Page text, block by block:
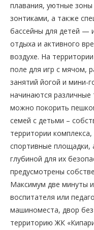
плавания, уютные зоны
зонтиками, а также
бассейны для детей —
отдыха и активного
воздухе. На
поле для игр с мячом,
занятий йогой и мини-
начинаются
можно покорить
семей с детьми –
территории
спортивные площадки,
глубиной для их
предусмотрены
Максимум две минуты
воспитателя или
машиноместа, двор
территорию ЖК